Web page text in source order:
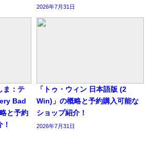
2026年7月31日
ま：テ
Bad
と予約
「トゥ・ウィン 日本語版 (2
Win)」の概略と予約購入可能な
ショップ紹介！
2026年7月31日